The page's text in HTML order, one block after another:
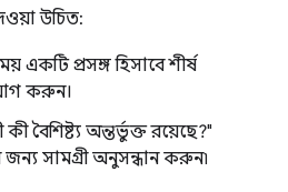
উচিত:
একটি প্রসঙ্গ হিসাবে শীর্ষ
করুন।
বৈশিষ্ট্য অন্তর্ভুক্ত রয়েছে?"
জন্য সামগ্রী অনুসন্ধান করুন৷